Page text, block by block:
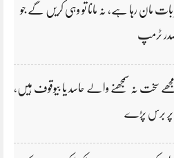
مان رہا ہے، نہ مانا تو وہی کریں گے جو
ٹرمپ
سخت نہ سمجھنے والے حاسد یا بیوقوف ہیں،
پر برس پڑے